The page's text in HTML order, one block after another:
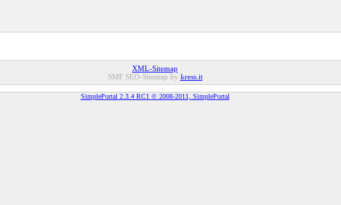
XML-Sitemap
SMF SEO-Sitemap by kress.it
SimplePortal 2.3.4 RC1 © 2008-2011, SimplePortal